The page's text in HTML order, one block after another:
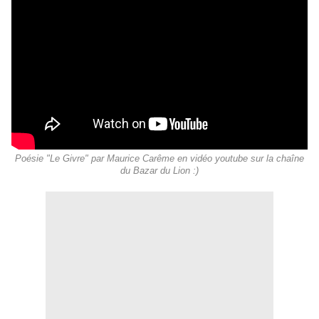
Poésie "Le Givre" par Maurice Carême en vidéo youtube sur la chaîne
du Bazar du Lion :)